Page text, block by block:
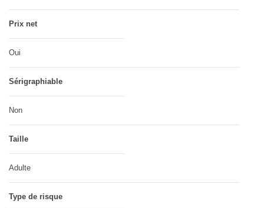
Prix net
Oui
Sérigraphiable
Non
Taille
Adulte
Type de risque